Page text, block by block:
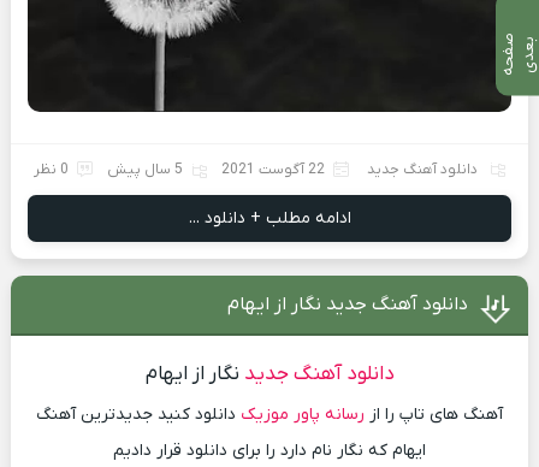
دانلود آهنگ جدید 22 آگوست 2021 5 سال پیش 0 نظر
ادامه مطلب + دانلود ...
دانلود آهنگ جدید نگار از ایهام
دانلود آهنگ جدید نگار از ایهام
آهنگ های تاپ را از رسانه پاور موزیک دانلود کنید جدیدترین آهنگ
ایهام که نگار نام دارد را برای دانلود قرار دادیم
ص
ف
ح
ه ب ع
د ی